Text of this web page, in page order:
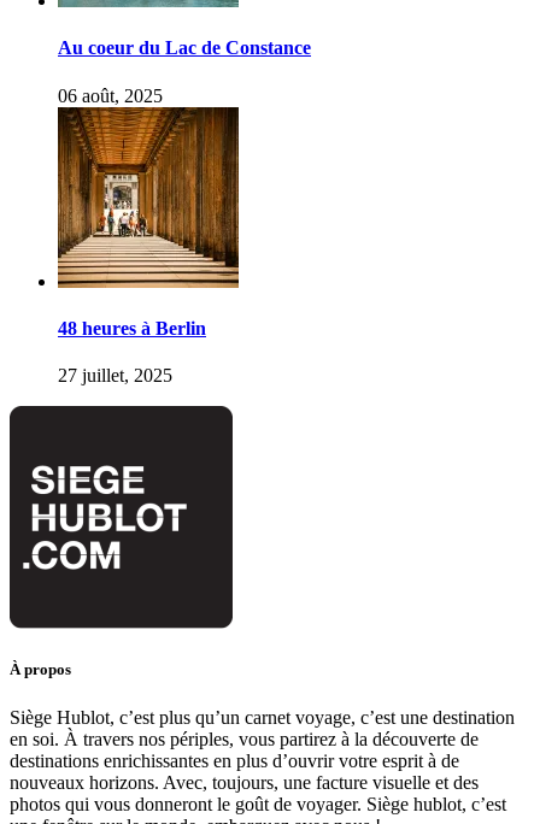
Au coeur du Lac de Constance
06 août, 2025
48 heures à Berlin
27 juillet, 2025
À propos
Siège Hublot, c’est plus qu’un carnet voyage, c’est une destination
en soi. À travers nos périples, vous partirez à la découverte de
destinations enrichissantes en plus d’ouvrir votre esprit à de
nouveaux horizons. Avec, toujours, une facture visuelle et des
photos qui vous donneront le goût de voyager. Siège hublot, c’est